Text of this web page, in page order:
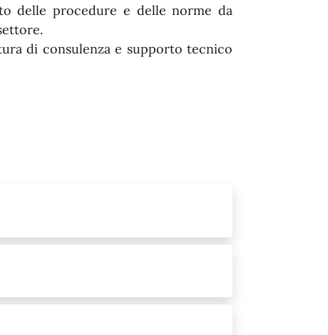
delle procedure e delle norme da
di consulenza e supporto tecnico